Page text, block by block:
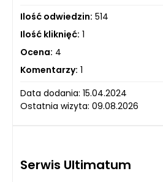
Ilość odwiedzin: 514
Ilość kliknięć: 1
Ocena: 4
Komentarzy: 1
Data dodania: 15.04.2024
Ostatnia wizyta: 09.08.2026
Serwis Ultimatum